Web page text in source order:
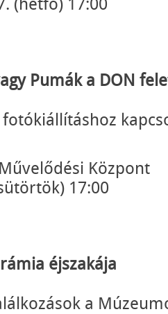
(hétfő) 17:00
Pumák a DON
Központ
17:00
éjszakája
a